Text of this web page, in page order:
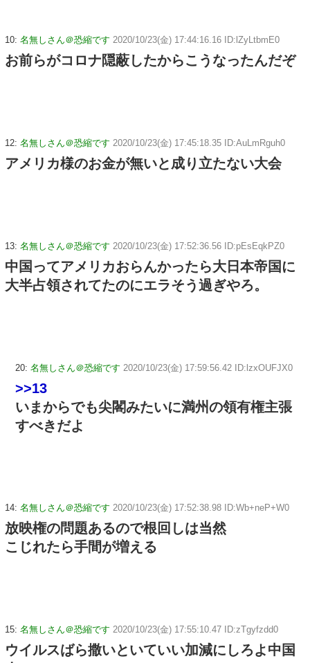
10: 名無しさん＠恐縮です 2020/10/23(金) 17:44:16.16 ID:lZyLtbmE0
お前らがコロナ隠蔽したからこうなったんだぞ
12: 名無しさん＠恐縮です 2020/10/23(金) 17:45:18.35 ID:AuLmRguh0
アメリカ様のお金が無いと成り立たない大会
13: 名無しさん＠恐縮です 2020/10/23(金) 17:52:36.56 ID:pEsEqkPZ0
中国ってアメリカおらんかったら大日本帝国に
大半占領されてたのにエラそう過ぎやろ。
20: 名無しさん＠恐縮です 2020/10/23(金) 17:59:56.42 ID:lzxOUFJX0
>>13
いまからでも尖閣みたいに満州の領有権主張
すべきだよ
14: 名無しさん＠恐縮です 2020/10/23(金) 17:52:38.98 ID:Wb+neP+W0
放映権の問題あるので根回しは当然
こじれたら手間が増える
15: 名無しさん＠恐縮です 2020/10/23(金) 17:55:10.47 ID:zTgyfzdd0
ウイルスばら撒いといていい加減にしろよ中国